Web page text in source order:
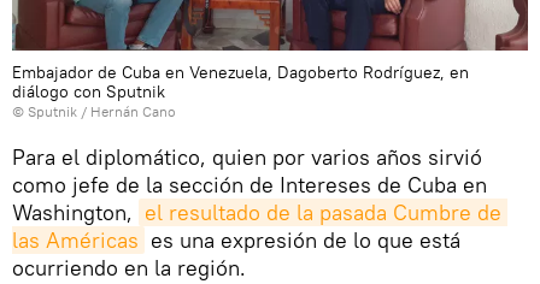
Embajador de Cuba en Venezuela, Dagoberto Rodríguez, en
diálogo con Sputnik
© Sputnik / Hernán Cano
Para el diplomático, quien por varios años sirvió
como jefe de la sección de Intereses de Cuba en
Washington, el resultado de la pasada Cumbre de
las Américas es una expresión de lo que está
ocurriendo en la región.